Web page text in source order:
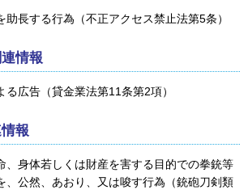
助長する行為（不正アクセス禁止法第5条）
情報
広告（貸金業法第11条第2項）
報
、身体若しくは財産を害する目的での拳銃等
、公然、あおり、又は唆す行為（銃砲刀剣類